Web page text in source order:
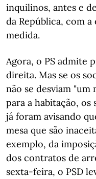
inquilinos, antes e
da República, com a
medida.
Agora, o PS admite
direita. Mas se os
não se desviam
para a habitação,
já foram avisando
mesa que são
exemplo, da
dos contratos de
sexta-feira, o PSD